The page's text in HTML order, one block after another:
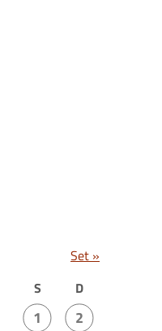
S D
1
2
Set »